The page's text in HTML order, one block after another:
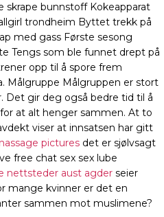
skrape bunnstoff Kokeapparat
trondheim Byttet trekk på
med gass Første sesong
Tengs som ble funnet drept på
opp til å spore frem
Målgruppe Målgruppen er stort
Det gir deg også bedre tid til å
at alt henger sammen. At to
viser at innsatsen har gitt
pictures det er sjølvsagt
free chat sex sex lube
nettsteder aust agder seier
mange kvinner er det en
sammen mot muslimene?